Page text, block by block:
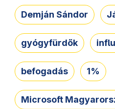
Demján Sándor
gyógyfürdők
befogadás 1%
Microsoft